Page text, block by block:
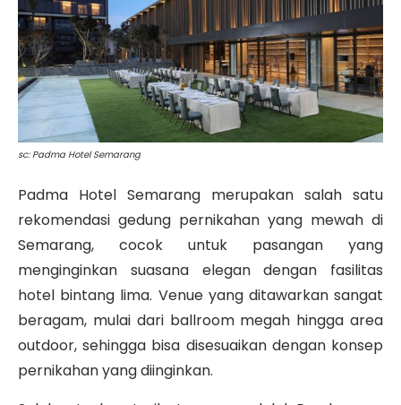
sc: Padma Hotel Semarang
Padma Hotel Semarang merupakan salah satu
rekomendasi gedung pernikahan yang mewah di
Semarang, cocok untuk pasangan yang
menginginkan suasana elegan dengan fasilitas
hotel bintang lima. Venue yang ditawarkan sangat
beragam, mulai dari ballroom megah hingga area
outdoor, sehingga bisa disesuaikan dengan konsep
pernikahan yang diinginkan.